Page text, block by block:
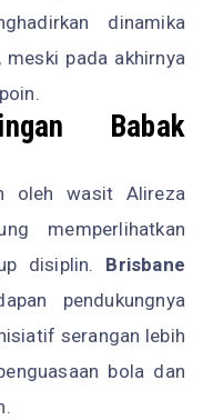
dinamika
meski pada akhirnya
Babak
oleh wasit Alireza
memperlihatkan
disiplin. Brisbane
pendukungnya
serangan lebih
bola dan